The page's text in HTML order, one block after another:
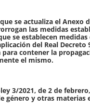
se actualiza el Anexo
las medidas
se establecen
del Real Decreto
contener la
el mismo.
3/2021, de 2 de
género y otras materias